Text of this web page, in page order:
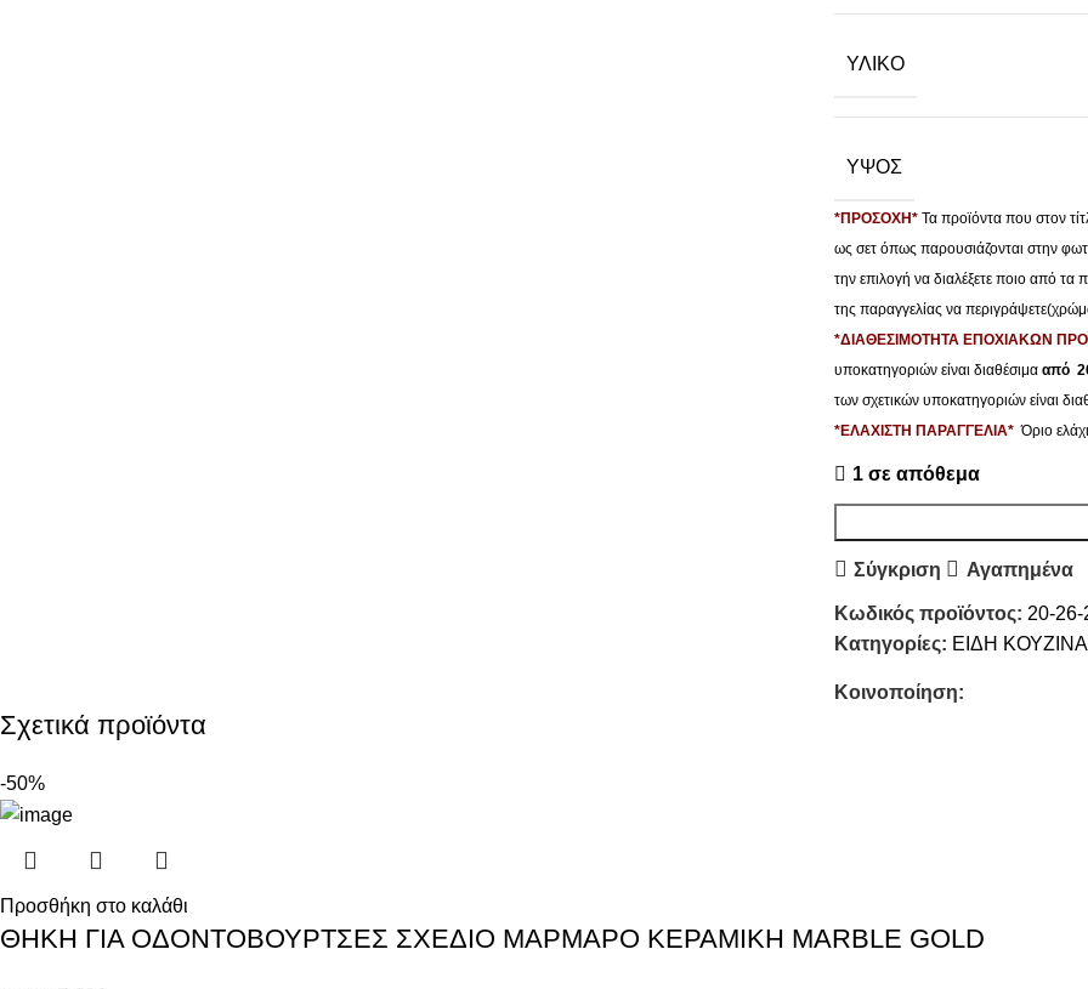
ΥΛΙΚΟ
ΥΨΟΣ
*ΠΡΟΣΟΧΗ* Τα προϊόντα που στον
ως σετ όπως παρουσιάζονται στην
την επιλογή να διαλέξετε ποιο από
της παραγγελίας να
*ΔΙΑΘΕΣΙΜΟΤΗΤΑ ΕΠΟΧΙΑΚΩΝ
υποκατηγοριών είναι διαθέσιμα από
των σχετικών υποκατηγοριών είναι
*ΕΛΑΧΙΣΤΗ ΠΑΡΑΓΓΕΛΙΑ*Όριο
1 σε απόθεμα
Σύγκριση Αγαπημένα
Κωδικός προϊόντος: 20-26-
Κατηγορίες: ΕΙΔΗ
Κοινοποίηση:
Σχετικά προϊόντα
-50%
Προσθήκη στο καλάθι
ΘΗΚΗ ΓΙΑ ΟΔΟΝΤΟΒΟΥΡΤΣΕΣ ΣΧΕΔΙΟ ΜΑΡΜΑΡΟ ΚΕΡΑΜΙΚΗ ΜΑRΒLΕ GΟLD